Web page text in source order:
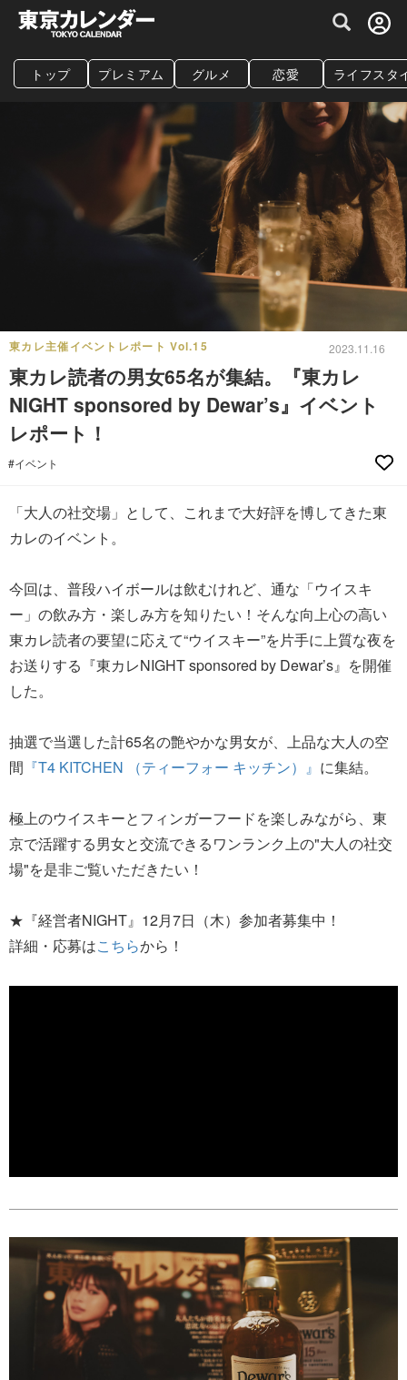
グルメ情報・プレミアムレストラン予約
トップ プレミアム グルメ 恋愛 ライフスタ
東カレ主催イベントレポート Vol.15 2023.11.16
東カレ読者の男女65名が集結。『東カレ
NIGHT sponsored by Dewar’s』イベント
レポート！
#イベント
「大人の社交場」として、これまで大好評を博してきた東
カレのイベント。
今回は、普段ハイボールは飲むけれど、通な「ウイスキ
ー」の飲み方・楽しみ方を知りたい！そんな向上心の高い
東カレ読者の要望に応えて“ウイスキー”を片手に上質な夜を
お送りする『東カレNIGHT sponsored by Dewar’s』を開催
した。
抽選で当選した計65名の艶やかな男女が、上品な大人の空
間 『T4 KITCHEN （ティーフォー キッチン）』 に集結。
極上のウイスキーとフィンガーフードを楽しみながら、東
京で活躍する男女と交流できるワンランク上の"大人の社交
場"を是非ご覧いただきたい！
★『経営者NIGHT』12月7日（木）参加者募集中！
詳細・応募はこちらから！